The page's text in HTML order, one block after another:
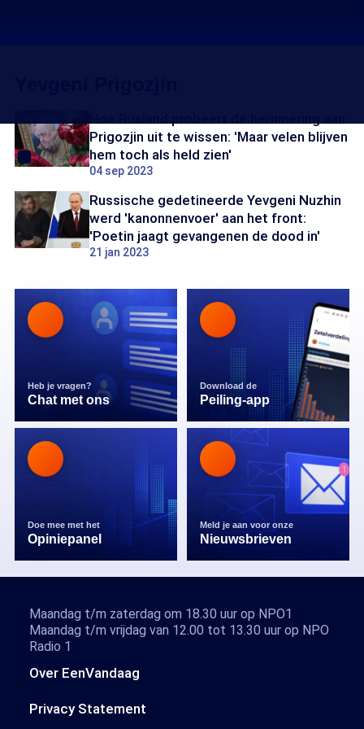
Prigozjin uit te wissen: 'Maar velen blijven
hem toch als held zien'
04 sep 2023
Russische gedetineerde Yevgeni Nuzhin
werd 'kanonnenvoer' aan het front:
'Poetin jaagt gevangenen de dood in'
21 jan 2023
Heb je vragen?
Chat met ons
Download de
Peiling-app
Doe mee met het
Opiniepanel
Meld je aan voor onze
Nieuwsbrieven
Over EenVandaag
Privacy Statement
Maandag t/m zaterdag om 18.30 uur op NPO1
Maandag t/m vrijdag van 12.00 tot 13.30 uur op NPO
Radio 1